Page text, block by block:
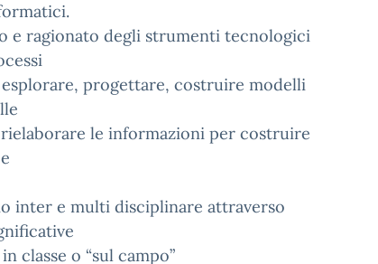
e ragionato degli strumenti tecnologici
progettare, costruire modelli
le informazioni per costruire
inter e multi disciplinare attraverso
classe o “sul campo”